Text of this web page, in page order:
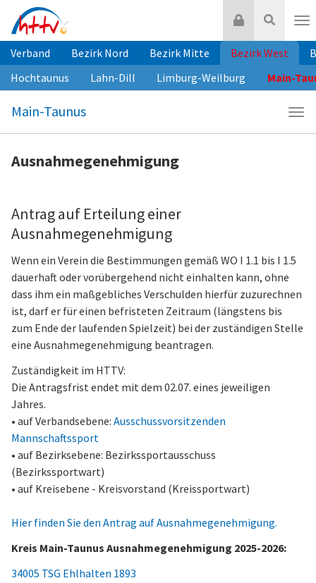
Inhalt
springen
Suche
Login
Verband Bezirk Nord Bezirk Mitte Bezirk West
Hochtaunus
Lahn-Dill Limburg-Weilburg Main-
Main-Taunus
Ausnahmegenehmigung
Antrag auf Erteilung einer
Ausnahmegenehmigung
Wenn ein Verein die Bestimmungen gemäß WO I 1.1 bis I 1.5
dauerhaft oder vorübergehend nicht einhalten kann, ohne
dass ihm ein maßgebliches Verschulden hierfür zuzurechnen
ist, darf er für einen befristeten Zeitraum (längstens bis
zum Ende der laufenden Spielzeit) bei der zuständigen Stelle
eine Ausnahmegenehmigung beantragen.
Zuständigkeit im HTTV:
Die Antragsfrist endet mit dem 02.07. eines jeweiligen
Jahres.
• auf Verbandsebene: Ausschussvorsitzenden
Mannschaftssport
• auf Bezirksebene: Bezirkssportausschuss
(Bezirkssportwart)
• auf Kreisebene - Kreisvorstand (Kreissportwart)
Hier finden Sie den Antrag auf Ausnahmegenehmigung.
Kreis Main-Taunus Ausnahmegenehmigung 2025-2026:
34005 TSG Ehlhalten 1893